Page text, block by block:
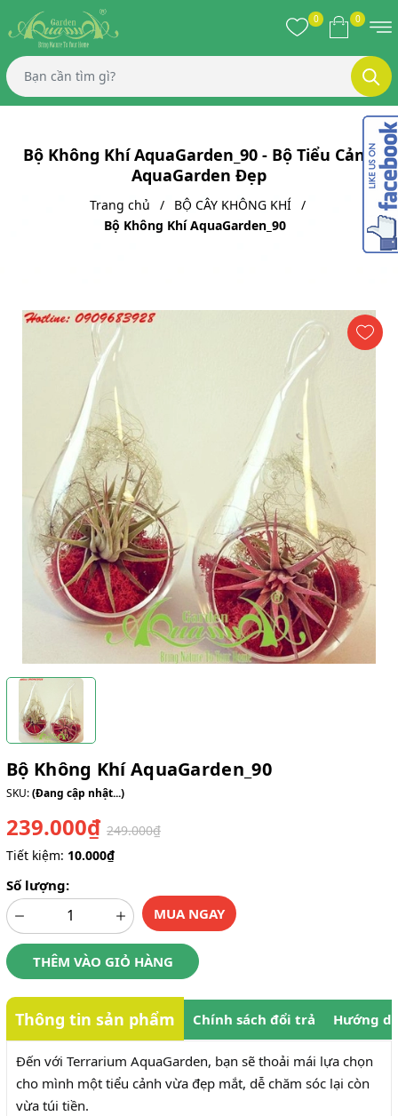
0 0
Bộ Không Khí AquaGarden_90 - Bộ Tiểu Cảnh
AquaGarden Đẹp
Trang chủ
BỘ CÂY KHÔNG KHÍ
Bộ Không Khí AquaGarden_90
Bộ Không Khí AquaGarden_90
SKU:(Đang cập nhật...)
239.000₫ 249.000₫
Tiết kiệm: 10.000₫
Số lượng:
MUA NGAY
THÊM VÀO GIỎ HÀNG
Thông tin sản phẩm Chính sách đổi trả Hướng
Đến với Terrarium AquaGarden, bạn sẽ thoải mái lựa chọn
cho mình một tiểu cảnh vừa đẹp mắt, dễ chăm sóc lại còn
vừa túi tiền.